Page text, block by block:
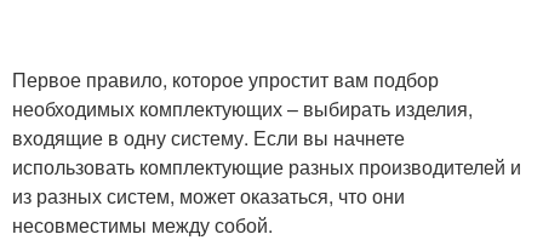
Первое правило, которое упростит вам подбор
необходимых комплектующих – выбирать изделия,
входящие в одну систему. Если вы начнете
использовать комплектующие разных производителей и
из разных систем, может оказаться, что они
несовместимы между собой.